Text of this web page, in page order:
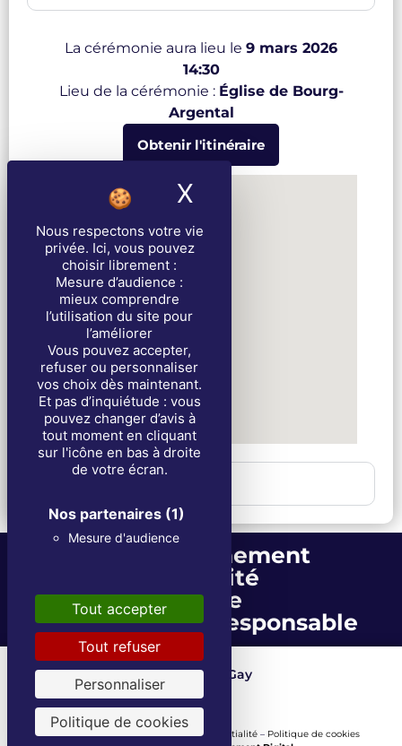
Nous respectons votre vie
privée. Ici, vous pouvez
choisir librement :
Mesure d’audience :
mieux comprendre
l’utilisation du site pour
l’améliorer
Vous pouvez accepter,
refuser ou personnaliser
vos choix dès maintenant.
Et pas d’inquiétude : vous
pouvez changer d’avis à
tout moment en cliquant
sur l'icône en bas à droite
de votre écran.
Nos partenaires (1)
Mesure d'audience
Tout accepter
Tout refuser
Personnaliser
Politique de cookies
X
La cérémonie aura lieu le 9 mars 2026
14:30
Lieu de la cérémonie : Église de Bourg-
Argental
Obtenir l'itinéraire
Accompagnement
Proximité
Écoute
Entreprise écoresponsable
Les Fils de Louis Gay
Depuis 1871
Mentions Légales–Politique de confidentialité – Politique de cookies